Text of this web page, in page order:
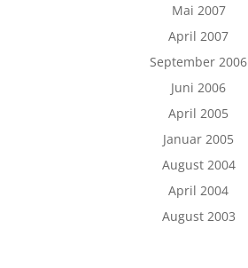
Mai 2007
April 2007
September 2006
Juni 2006
April 2005
Januar 2005
August 2004
April 2004
August 2003